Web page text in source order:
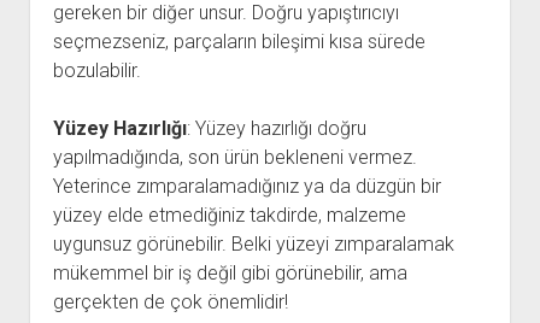
gereken bir diğer unsur. Doğru yapıştırıcıyı
seçmezseniz, parçaların bileşimi kısa sürede
bozulabilir.
Yüzey Hazırlığı: Yüzey hazırlığı doğru
yapılmadığında, son ürün bekleneni vermez.
Yeterince zımparalamadığınız ya da düzgün bir
yüzey elde etmediğiniz takdirde, malzeme
uygunsuz görünebilir. Belki yüzeyi zımparalamak
mükemmel bir iş değil gibi görünebilir, ama
gerçekten de çok önemlidir!